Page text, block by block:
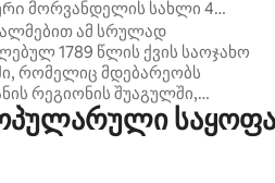
მორვანდელის სახლი 4
ბაღით/ეზოთი.
ამ სრულად
1789 წლის ქვის საოჯახო
რომელიც მდებარეობს
რეგიონის შუაგულში,
მთავარი ტბებისგან
— ლე‑სეტონი) და